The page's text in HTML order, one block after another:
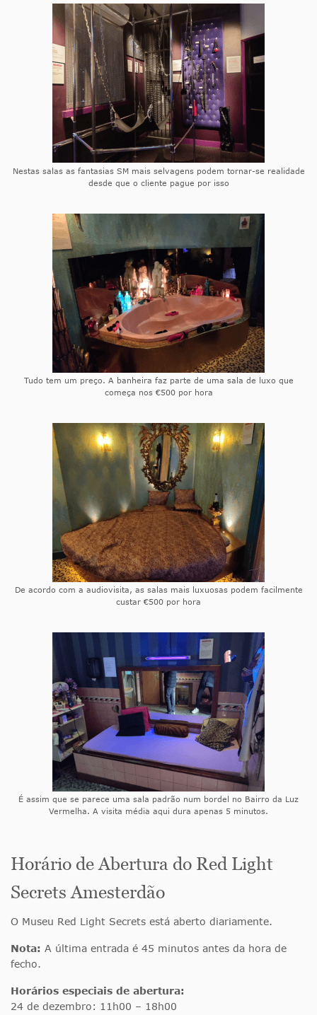
Nestas salas as fantasias SM mais selvagens podem tornar-se realidade
desde que o cliente pague por isso
Tudo tem um preço. A banheira faz parte de uma sala de luxo que
começa nos €500 por hora
De acordo com a audiovisita, as salas mais luxuosas podem facilmente
custar €500 por hora
É assim que se parece uma sala padrão num bordel no Bairro da Luz
Vermelha. A visita média aqui dura apenas 5 minutos.
Horário de Abertura do Red Light
Secrets Amesterdão
O Museu Red Light Secrets está aberto diariamente.
Nota: A última entrada é 45 minutos antes da hora de
fecho.
Horários especiais de abertura:
24 de dezembro: 11h00 – 18h00